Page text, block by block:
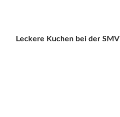
Leckere Kuchen bei der SMV